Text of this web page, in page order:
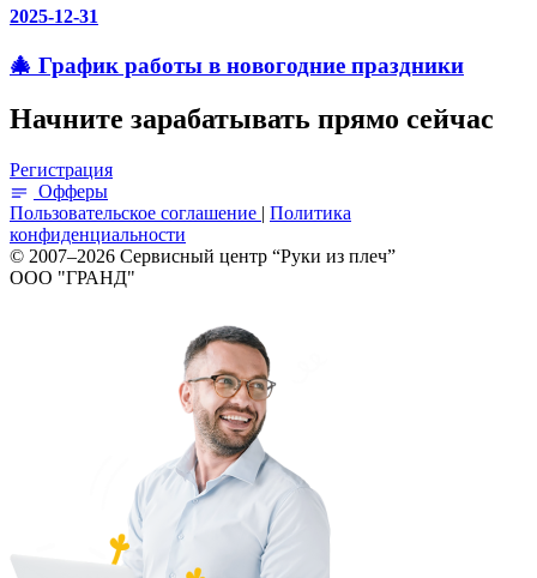
2025-12-31
🎄 График работы в новогодние праздники
Начните зарабатывать прямо сейчас
Регистрация
Офферы
Пользовательское соглашение | Политика
конфиденциальности
© 2007–2026 Сервисный центр “Руки из плеч”
ООО "ГРАНД"